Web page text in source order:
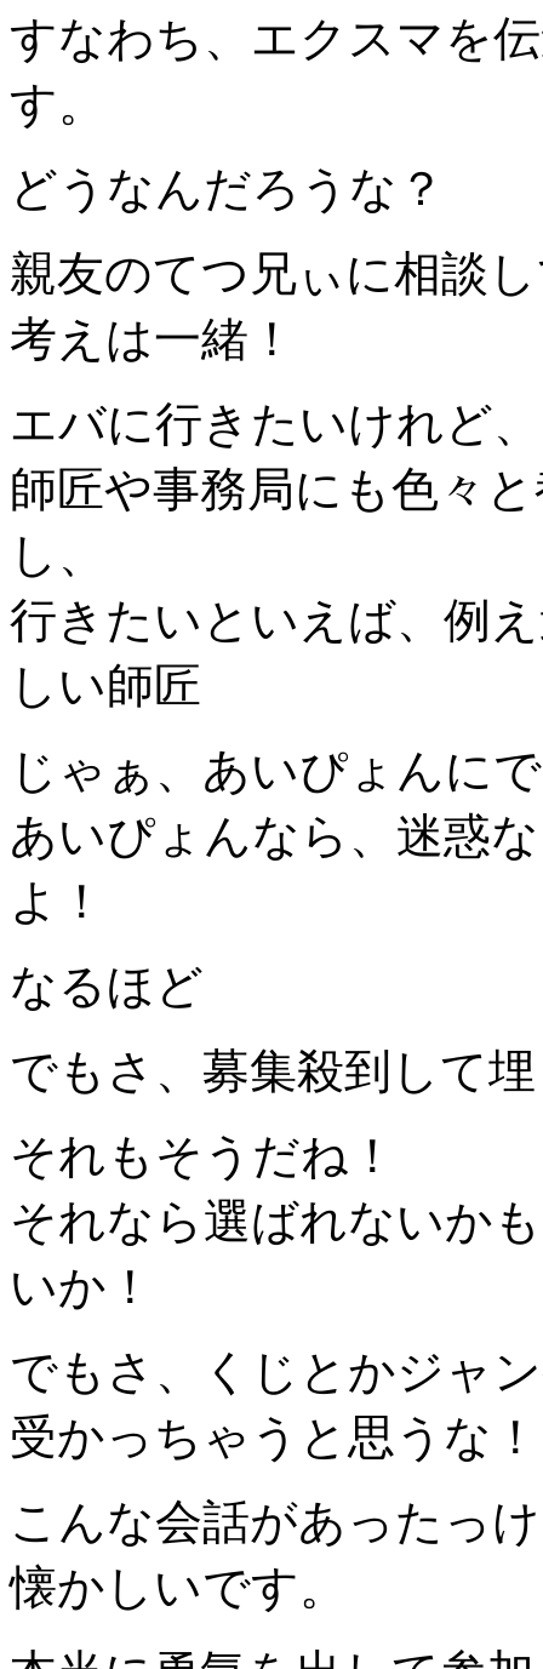
すなわち、エクスマを
す。
どうなんだろうな？
親友のてつ兄ぃに相談
考えは一緒！
エバに行きたいけれど
師匠や事務局にも色々
し、
行きたいといえば、例
しい師匠
じゃぁ、あいぴょんに
あいぴょんなら、迷惑
よ！
なるほど
でもさ、募集殺到して
それもそうだね！
それなら選ばれないか
いか！
でもさ、くじとかジャ
受かっちゃうと思うな！
こんな会話があったっ
懐かしいです。